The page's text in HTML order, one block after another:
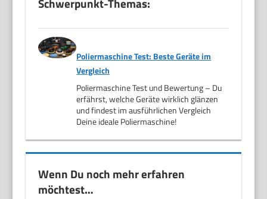
Poliermaschine Test: Beste Geräte im
Vergleich
Poliermaschine Test und Bewertung – Du
erfährst, welche Geräte wirklich glänzen
und findest im ausführlichen Vergleich
Deine ideale Poliermaschine!
Wenn Du noch mehr erfahren
möchtest…